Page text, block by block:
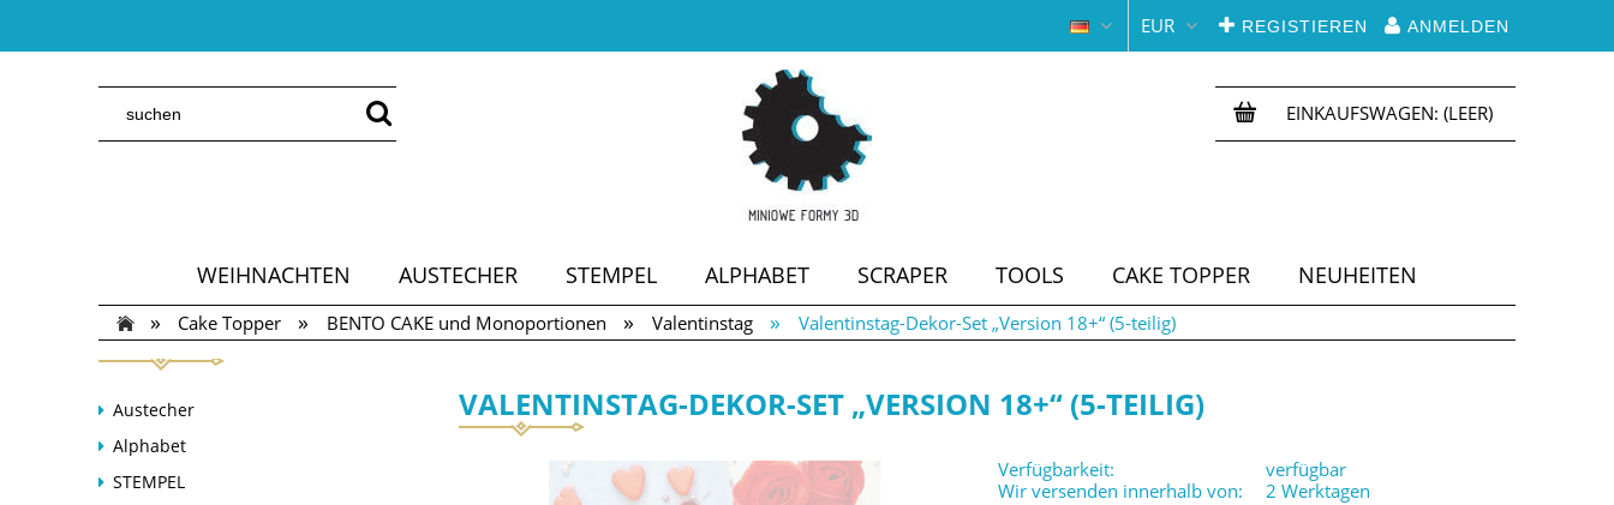
REGISTIEREN ANMELDEN
EUR
EINKAUFSWAGEN: (LEER)
WEIHNACHTEN AUSTECHER STEMPEL ALPHABET SCRAPER TOOLS CAKE TOPPER NEUHEITEN
SALE
» Cake Topper » BENTO CAKE und Monoportionen » Valentinstag » Valentinstag-Dekor-Set „Version 18+“ (5-teilig)
Austecher
Alphabet
STEMPEL
VALENTINSTAG-DEKOR-SET „VERSION 18+“ (5-TEILIG)
Verfügbarkeit:
verfügbar
Wir versenden innerhalb von:
2 Werktagen